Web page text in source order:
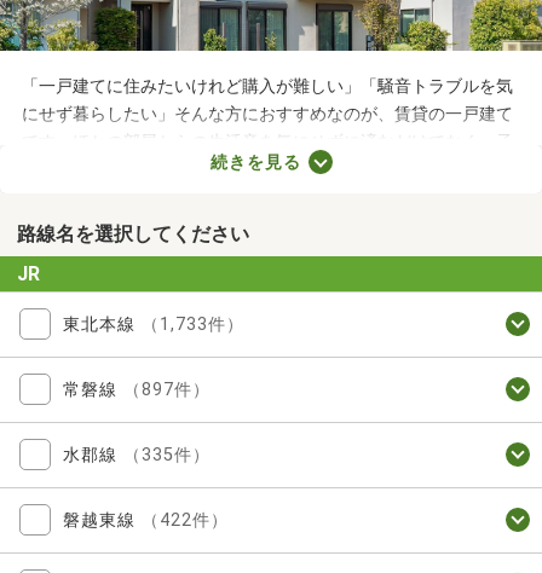
「一戸建てに住みたいけれど購入が難しい」「騒音トラブルを気
にせず暮らしたい」そんな方におすすめなのが、賃貸の一戸建て
です。ほかの部屋からの生活音を気にせずに済むだけでなく、子
どもの足音に気を遣わずに済む点も戸建ての魅力。生活音のトラ
します。
続きを見る
路線名を選択してください
JR
東北本線 （1,733件）
常磐線 （897件）
水郡線 （335件）
磐越東線 （422件）